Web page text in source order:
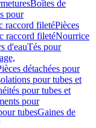
Boîtes de
pour
raccord filetéPièces
raccord filetéNourrice
d'eauTés pour
détachées pour
pour tubes et
pour tubes et
pour
tubesGaines de